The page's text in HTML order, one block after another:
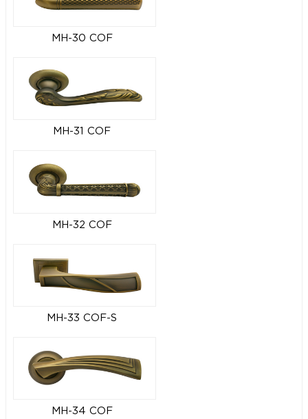
MH-30 COF
MH-31 COF
MH-32 COF
MH-33 COF-S
MH-34 COF